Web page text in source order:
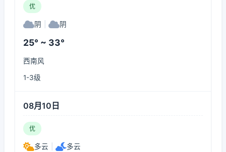
优
阴 阴
25° ~ 33°
西南风
1-3级
08月10日
优
多云 多云